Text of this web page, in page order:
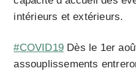
intérieurs et extérieurs.
#COVID19 Dès le 1er
assouplissements